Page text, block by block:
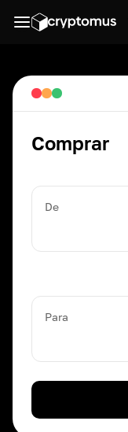
Comprar
De
Para